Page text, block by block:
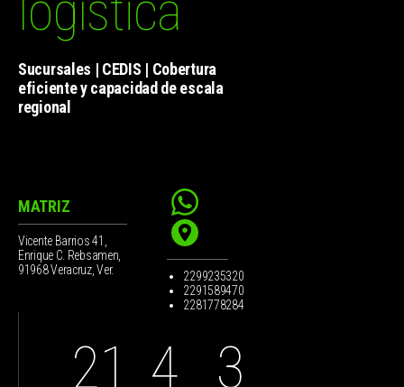
Sucursales | CEDIS | Cobertura
eficiente y capacidad de escala
regional
MATRIZ
Vicente Barrios 41,
Enrique C. Rebsamen,
91968 Veracruz, Ver.
2299235320
2291589470
2281778284
21 4 3